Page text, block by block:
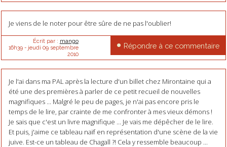
Je viens de le noter pour être sûre de ne pas l'oublier!
Écrit par : mango
16h39- jeudi 09 septembre
2010
Répondre à ce commentaire
Je l'ai dans ma PAL après la lecture d'un billet chez Mirontaine qui a
été une des premières à parler de ce petit recueil de nouvelles
magnifiques ... Malgré le peu de pages, je n'ai pas encore pris le
temps de le lire, par crainte de me confronter à mes vieux démons !
Je sais que c'est un livre magnifique ... Je vais me dépêcher de le lire.
Et puis, j'aime ce tableau naïf en représentation d'une scène de la vie
juive. Est-ce un tableau de Chagall ?! Cela y ressemble beaucoup ...